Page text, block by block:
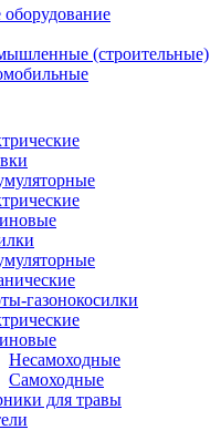
(строительные)
газонокосилки
Несамоходные
Самоходные
для травы